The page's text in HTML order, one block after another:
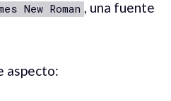
New Roman , una fuente
aspecto: